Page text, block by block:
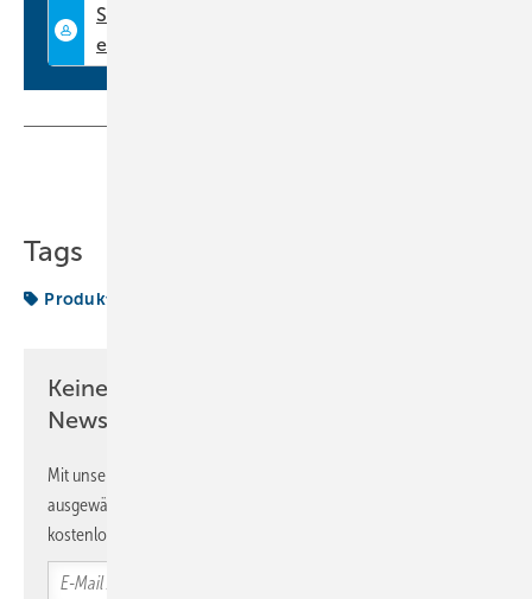
Tags
Produkte
Keine Zeit? Kein Problem mit dem KK
Newsletter!
Mit unserem Newsletter erhalten Sie regelmäßig von uns
ausgewählte Informationen und Neuigkeiten, gebündelt und
kostenlos direkt ins Postfach.